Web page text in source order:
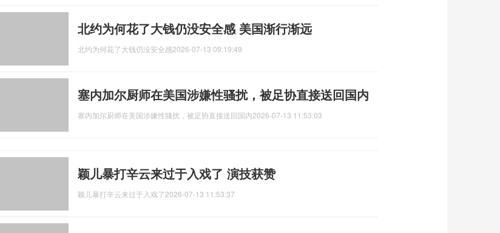
北约为何花了大钱仍没安全感 美国渐行渐远
北约为何花了大钱仍没安全感2026-07-13 09:19:49
塞内加尔厨师在美国涉嫌性骚扰，被足协直接送回国内
塞内加尔厨师在美国涉嫌性骚扰，被足协直接送回国内2026-07-13 11:53:03
颖儿暴打辛云来过于入戏了 演技获赞
颖儿暴打辛云来过于入戏了2026-07-13 11:53:37